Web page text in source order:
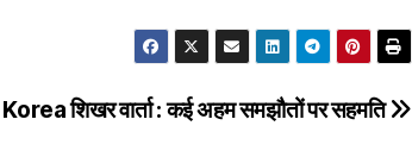
शिखर वार्ता : कई अहम समझौतों पर सहमति